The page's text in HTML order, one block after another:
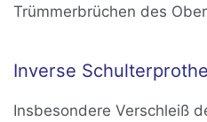
Trümmerbrüchen des
Inverse
Insbesondere Verschleiß